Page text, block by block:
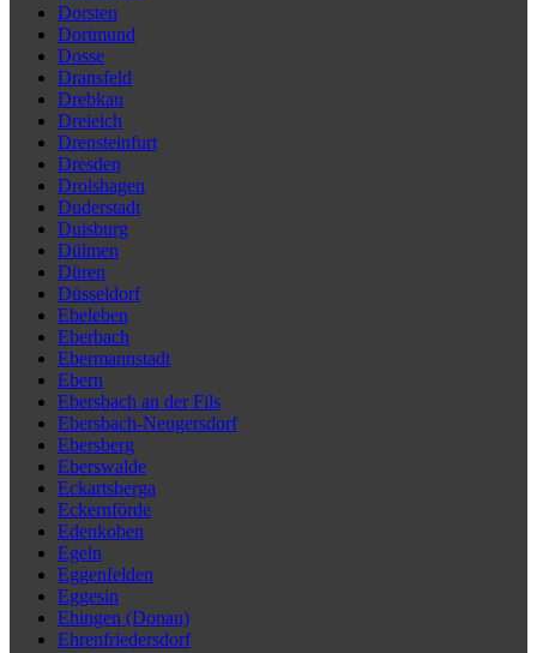
Dorsten
Dortmund
Dosse
Dransfeld
Drebkau
Dreieich
Drensteinfurt
Dresden
Drolshagen
Duderstadt
Duisburg
Dülmen
Düren
Düsseldorf
Ebeleben
Eberbach
Ebermannstadt
Ebern
Ebersbach an der Fils
Ebersbach-Neugersdorf
Ebersberg
Eberswalde
Eckartsberga
Eckernförde
Edenkoben
Egeln
Eggenfelden
Eggesin
Ehingen (Donau)
Ehrenfriedersdorf